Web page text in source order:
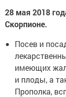
28 мая 2018
Скорпионе.
Посев и
имеющих
и плоды, а
Прополка,